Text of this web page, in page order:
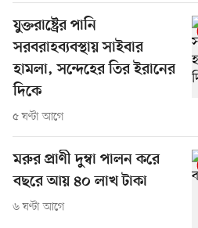
যুক্তরাষ্ট্রের পানি
সরবরাহব্যবস্থায় সাইবার
হামলা, সন্দেহের তির ইরানের
দিকে
৫ ঘণ্টা আগে
মরুর প্রাণী দুম্বা পালন করে
বছরে আয় ৪০ লাখ টাকা
৬ ঘণ্টা আগে